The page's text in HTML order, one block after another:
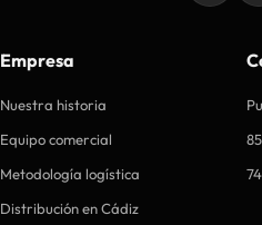
Empresa
Nuestra historia
Equipo comercial
Metodología logística
Distribución en Cádiz